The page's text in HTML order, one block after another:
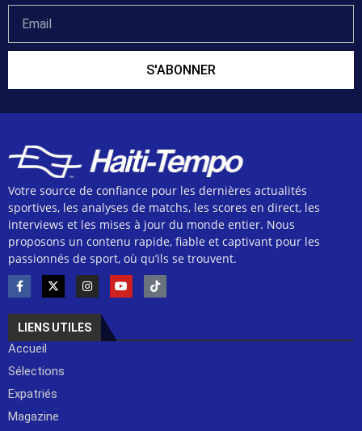
S'ABONNER
Votre source de confiance pour les dernières actualités
sportives, les analyses de matchs, les scores en direct, les
interviews et les mises à jour du monde entier. Nous
proposons un contenu rapide, fiable et captivant pour les
passionnés de sport, où qu’ils se trouvent.
LIENS UTILES
Accueil
Sélections
Expatriés
Magazine